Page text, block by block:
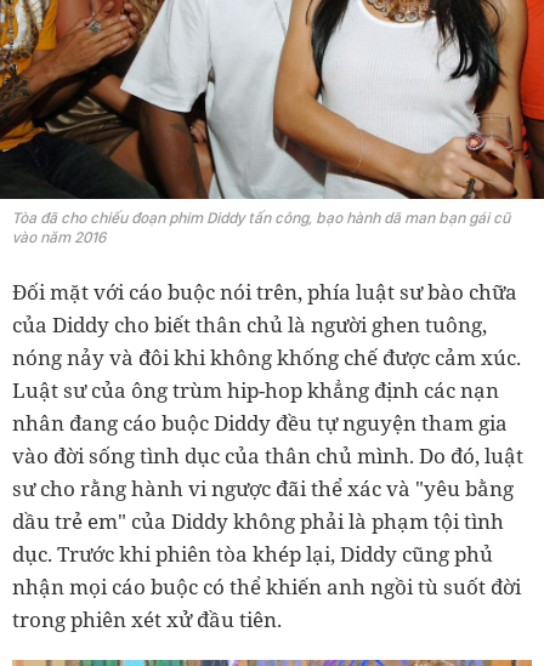
Tòa đã cho chiếu đoạn phim Diddy tấn công, bạo hành dã man bạn gái cũ
vào năm 2016
Đối mặt với cáo buộc nói trên, phía luật sư bào chữa
của Diddy cho biết thân chủ là người ghen tuông,
nóng nảy và đôi khi không khống chế được cảm xúc.
Luật sư của ông trùm hip-hop khẳng định các nạn
nhân đang cáo buộc Diddy đều tự nguyện tham gia
vào đời sống tình dục của thân chủ mình. Do đó, luật
sư cho rằng hành vi ngược đãi thể xác và "yêu bằng
dầu trẻ em" của Diddy không phải là phạm tội tình
dục. Trước khi phiên tòa khép lại, Diddy cũng phủ
nhận mọi cáo buộc có thể khiến anh ngồi tù suốt đời
trong phiên xét xử đầu tiên.